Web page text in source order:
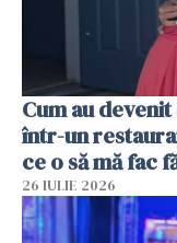
Cum au
într-un
ce o să mă fac
26 IULIE 2026